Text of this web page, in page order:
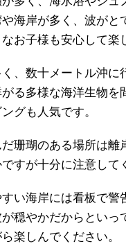
海岸が多く、波がと
お子様も安心して楽
、数十メートル沖に
る多様な海洋生物を
グも人気です。
珊瑚のある場所は離
すが十分に注意して
い海岸には看板で警
穏やかだからといっ
楽しんでください。